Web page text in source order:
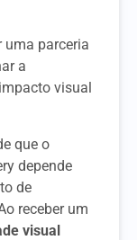
uma parceria
a
visual
que o
depende
de
receber um
visual